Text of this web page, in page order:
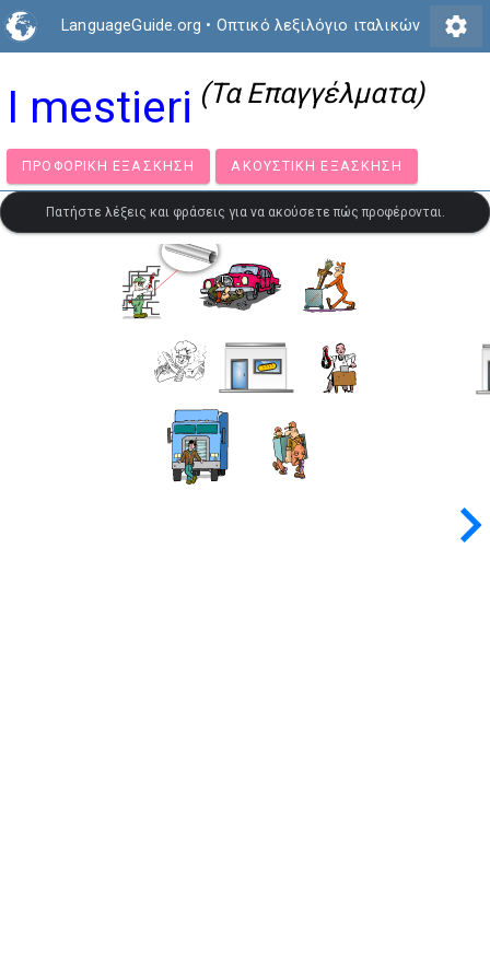
LanguageGuide.org • Οπτικό λεξιλόγιο ιταλικών settings
I mestieri (Τα Επαγγέλματα)
ΠΡΟΦΟΡΙΚΉ ΕΞΆΣΚΗΣΗ ΑΚΟΥΣΤΙΚΉ ΕΞΆΣΚΗΣΗ
Πατήστε λέξεις και φράσεις για να ακούσετε πώς προφέρονται.